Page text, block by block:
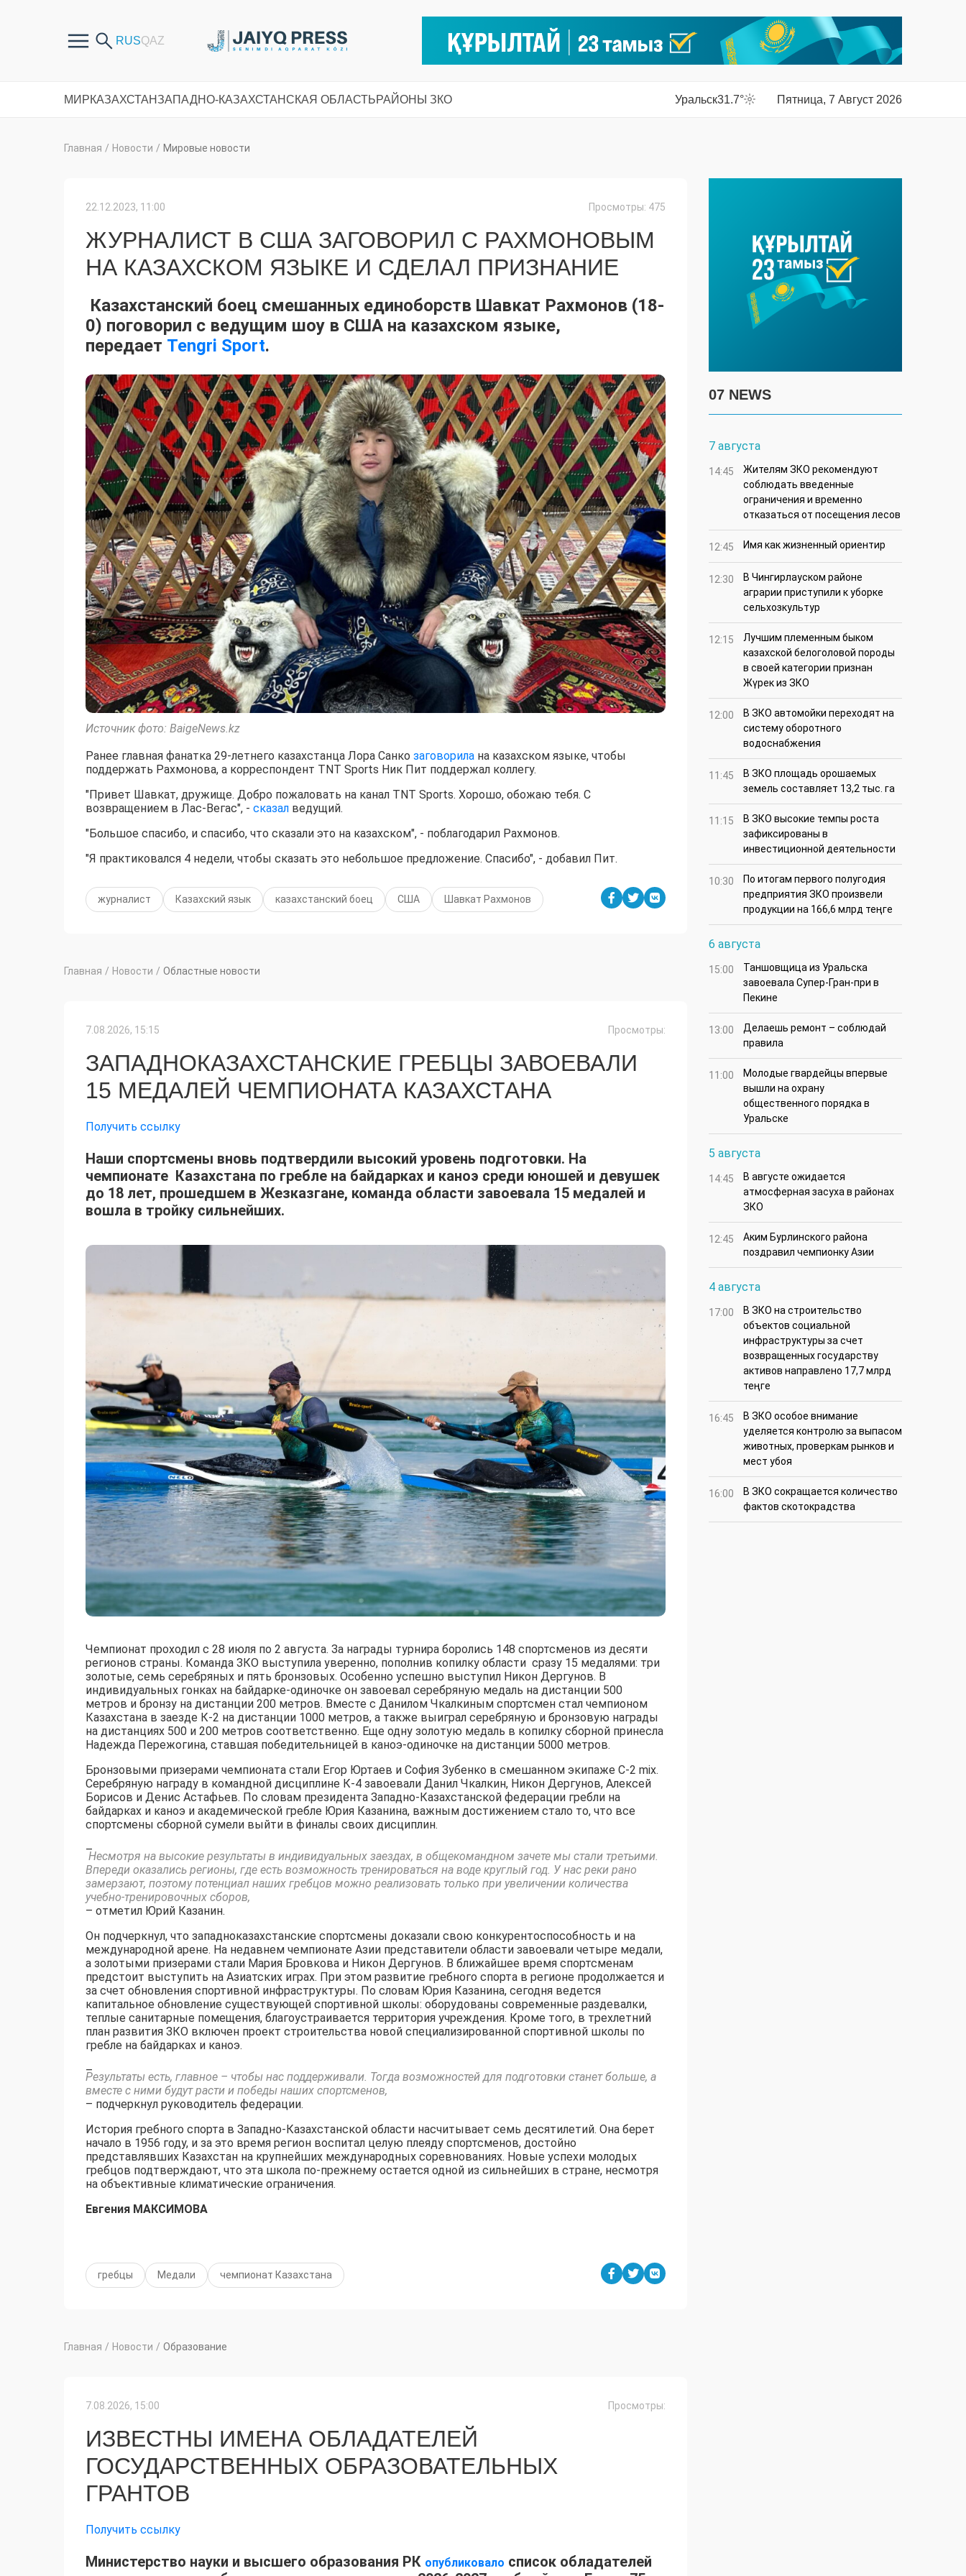
МИРКАЗАХСТАНЗАПАДНО-КАЗАХСТАНСКАЯ ОБЛАСТЬРАЙОНЫ ЗКО Уральск31.7° Пятница, 7 Август 2026
Главная / Новости / Мировые новости
22.12.2023, 11:00 Просмотры: 475
ЖУРНАЛИСТ В США ЗАГОВОРИЛ С РАХМОНОВЫМ
НА КАЗАХСКОМ ЯЗЫКЕ И СДЕЛАЛ ПРИЗНАНИЕ
Казахстанский боец смешанных единоборств Шавкат Рахмонов (18-
0) поговорил с ведущим шоу в США на казахском языке,
передает Tengri Sport.
Источник фото: BaigeNews.kz
Ранее главная фанатка 29-летнего казахстанца Лора Санко заговорила на казахском языке, чтобы
поддержать Рахмонова, а корреспондент TNT Sports Ник Пит поддержал коллегу.
"Привет Шавкат, дружище. Добро пожаловать на канал TNT Sports. Хорошо, обожаю тебя. С
возвращением в Лас-Вегас", - сказал ведущий.
"Большое спасибо, и спасибо, что сказали это на казахском", - поблагодарил Рахмонов.
"Я практиковался 4 недели, чтобы сказать это небольшое предложение. Спасибо", - добавил Пит.
журналист Казахский язык казахстанский боец США Шавкат Рахмонов
Главная / Новости / Областные новости
7.08.2026, 15:15 Просмотры:
ЗАПАДНОКАЗАХСТАНСКИЕ ГРЕБЦЫ ЗАВОЕВАЛИ
15 МЕДАЛЕЙ ЧЕМПИОНАТА КАЗАХСТАНА
Получить ссылку
Наши спортсмены вновь подтвердили высокий уровень подготовки. На
чемпионате Казахстана по гребле на байдарках и каноэ среди юношей и девушек
до 18 лет, прошедшем в Жезказгане, команда области завоевала 15 медалей и
вошла в тройку сильнейших.
Чемпионат проходил с 28 июля по 2 августа. За награды турнира боролись 148 спортсменов из десяти
регионов страны. Команда ЗКО выступила уверенно, пополнив копилку области сразу 15 медалями: три
золотые, семь серебряных и пять бронзовых. Особенно успешно выступил Никон Дергунов. В
индивидуальных гонках на байдарке-одиночке он завоевал серебряную медаль на дистанции 500
метров и бронзу на дистанции 200 метров. Вместе с Данилом Чкалкиным спортсмен стал чемпионом
Казахстана в заезде К-2 на дистанции 1000 метров, а также выиграл серебряную и бронзовую награды
на дистанциях 500 и 200 метров соответственно. Еще одну золотую медаль в копилку сборной принесла
Надежда Пережогина, ставшая победительницей в каноэ-одиночке на дистанции 5000 метров.
Бронзовыми призерами чемпионата стали Егор Юртаев и София Зубенко в смешанном экипаже С-2 mix.
Серебряную награду в командной дисциплине К-4 завоевали Данил Чкалкин, Никон Дергунов, Алексей
Борисов и Денис Астафьев. По словам президента Западно-Казахстанской федерации гребли на
байдарках и каноэ и академической гребле Юрия Казанина, важным достижением стало то, что все
спортсмены сборной сумели выйти в финалы своих дисциплин.
–Несмотря на высокие результаты в индивидуальных заездах, в общекомандном зачете мы стали третьими.
Впереди оказались регионы, где есть возможность тренироваться на воде круглый год. У нас реки рано
замерзают, поэтому потенциал наших гребцов можно реализовать только при увеличении количества
учебно-тренировочных сборов,
– отметил Юрий Казанин.
Он подчеркнул, что западноказахстанские спортсмены доказали свою конкурентоспособность и на
международной арене. На недавнем чемпионате Азии представители области завоевали четыре медали,
а золотыми призерами стали Мария Бровкова и Никон Дергунов. В ближайшее время спортсменам
предстоит выступить на Азиатских играх. При этом развитие гребного спорта в регионе продолжается и
за счет обновления спортивной инфраструктуры. По словам Юрия Казанина, сегодня ведется
капитальное обновление существующей спортивной школы: оборудованы современные раздевалки,
теплые санитарные помещения, благоустраивается территория учреждения. Кроме того, в трехлетний
план развития ЗКО включен проект строительства новой специализированной спортивной школы по
гребле на байдарках и каноэ.
–
Результаты есть, главное – чтобы нас поддерживали. Тогда возможностей для подготовки станет больше, а
вместе с ними будут расти и победы наших спортсменов,
– подчеркнул руководитель федерации.
История гребного спорта в Западно-Казахстанской области насчитывает семь десятилетий. Она берет
начало в 1956 году, и за это время регион воспитал целую плеяду спортсменов, достойно
представлявших Казахстан на крупнейших международных соревнованиях. Новые успехи молодых
гребцов подтверждают, что эта школа по-прежнему остается одной из сильнейших в стране, несмотря
на объективные климатические ограничения.
Евгения МАКСИМОВА
гребцы Медали чемпионат Казахстана
Главная / Новости / Образование
7.08.2026, 15:00 Просмотры:
ИЗВЕСТНЫ ИМЕНА ОБЛАДАТЕЛЕЙ
ГОСУДАРСТВЕННЫХ ОБРАЗОВАТЕЛЬНЫХ
ГРАНТОВ
Получить ссылку
Министерство науки и высшего образования РК опубликовало список обладателей
07 NEWS
7 августа
14:45
Жителям ЗКО рекомендуют
соблюдать введенные
ограничения и временно
отказаться от посещения лесов
12:45 Имя как жизненный ориентир
12:30
В Чингирлауском районе
аграрии приступили к уборке
сельхозкультур
12:15
Лучшим племенным быком
казахской белоголовой породы
в своей категории признан
Жүрек из ЗКО
12:00
В ЗКО автомойки переходят на
систему оборотного
водоснабжения
11:45
В ЗКО площадь орошаемых
земель составляет 13,2 тыс. га
11:15
В ЗКО высокие темпы роста
зафиксированы в
инвестиционной деятельности
10:30
По итогам первого полугодия
предприятия ЗКО произвели
продукции на 166,6 млрд теңге
6 августа
15:00
Таншовщица из Уральска
завоевала Супер-Гран-при в
Пекине
13:00
Делаешь ремонт – соблюдай
правила
11:00
Молодые гвардейцы впервые
вышли на охрану
общественного порядка в
Уральске
5 августа
14:45
В августе ожидается
атмосферная засуха в районах
ЗКО
12:45
Аким Бурлинского района
поздравил чемпионку Азии
4 августа
17:00
В ЗКО на строительство
объектов социальной
инфраструктуры за счет
возвращенных государству
активов направлено 17,7 млрд
теңге
16:45
В ЗКО особое внимание
уделяется контролю за выпасом
животных, проверкам рынков и
мест убоя
16:00
В ЗКО сокращается количество
фактов скотокрадства